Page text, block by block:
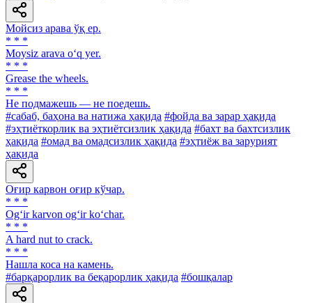
Мойсиз арава ўқ ер.
* * *
Moysiz arava o‘q yer.
* * *
Grease the wheels.
* * *
He подмажешь — не поедешь.
#сабаб, баҳона ва натижа ҳақида #фойда ва зарар ҳақида
#эҳтиёткорлик ва эҳтиётсизлик ҳақида #бахт ва бахтсизлик
ҳақида #омад ва омадсизлик ҳақида #эҳтиёж ва зарурият
ҳақида
Оғир карвон оғир кўчар.
* * *
Og‘ir karvon og‘ir ko‘char.
* * *
A hard nut to crack.
* * *
Нашла коса на камень.
#барқарорлик ва беқарорлик ҳақида #бошқалар